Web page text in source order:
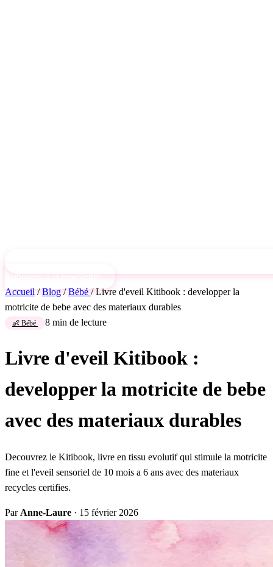
S'abonner à la newsletter
Accueil / Blog / Bébé/ Livre d'eveil Kitibook : developper la
motricite de bebe avec des materiaux durables
👶 Bébé 8 min de lecture
Livre d'eveil Kitibook :
developper la motricite de bebe
avec des materiaux durables
Decouvrez le Kitibook, livre en tissu evolutif qui stimule la motricite
fine et l'eveil sensoriel de 10 mois a 6 ans avec des materiaux
recycles certifies.
Par Anne-Laure · 15 février 2026